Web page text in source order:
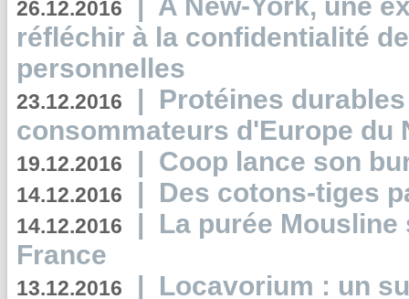
26.12.2016
réfléchir à la confidentialité
personnelles
23.12.2016 | Protéines
consommateurs d'Europe du
19.12.2016 | Coop lance son
14.12.2016 | Des cotons-tiges
14.12.2016 | La purée
France
13.12.2016 | Locavorium : un